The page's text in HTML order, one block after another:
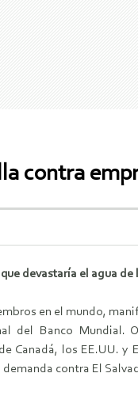
contra
devastaría el agua de
en el mundo,
del Banco Mundial.
Canadá, los EE.UU.
contra El